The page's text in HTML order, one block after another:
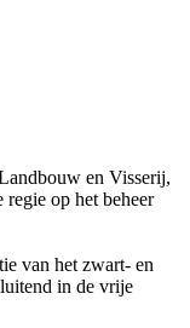
en Visserij,
op het beheer
van het zwart- en
in de vrije